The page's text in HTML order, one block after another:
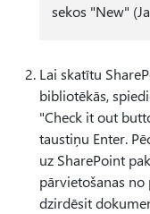
sekos "New"
Lai skatītu
bibliotēkās,
"Check it out
taustiņu Enter.
uz SharePoint
pārvietošanas no
dzirdēsit